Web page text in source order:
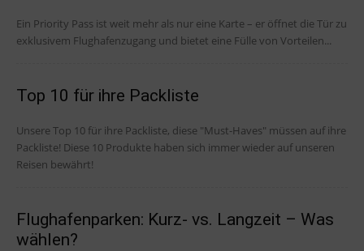
Ein Priority Pass ist weit mehr als nur eine Karte – er öffnet die Tür zu
exklusivem Flughafenzugang und bietet eine Fülle von Vorteilen...
Top 10 für ihre Packliste
Unsere Top 10 für ihre Packliste, diese "Must-Haves" müssen auf ihre
Packliste! Diese 10 Produkte haben sich immer wieder auf unseren
Reisen bewährt!
Flughafenparken: Kurz- vs. Langzeit – Was
wählen?